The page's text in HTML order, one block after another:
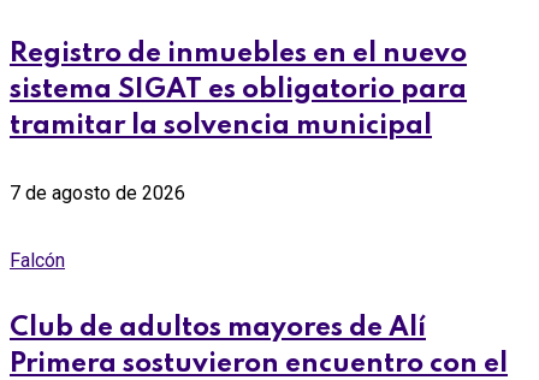
Registro de inmuebles en el nuevo
sistema SIGAT es obligatorio para
tramitar la solvencia municipal
7 de agosto de 2026
Falcón
Club de adultos mayores de Alí
Primera sostuvieron encuentro con el